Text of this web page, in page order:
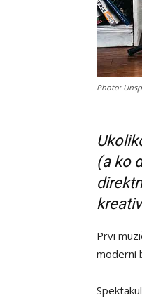
Photo:
(a ko
Prvi
moderni